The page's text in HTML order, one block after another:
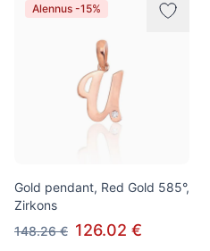
Alennus -15%
Gold pendant, Red Gold 585°,
Zirkons
148.26 € 126.02 €